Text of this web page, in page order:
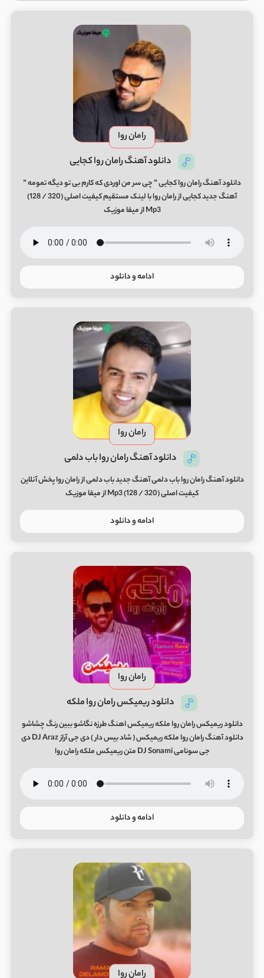
رامان روا
دانلود آهنگ رامان روا کجایی
دانلود آهنگ رامان روا کجایی ” چی سر من اوردی که کارم بی تو دیگه تمومه ”
آهنگ جدید کجایی از رامان روا با لینک مستقیم کیفیت اصلی (320 / 128)
Mp3 از میفا موزیک
ادامه و دانلود
رامان روا
دانلود آهنگ رامان روا باب دلمی
دانلود آهنگ رامان روا باب دلمی آهنگ جدید باب دلمی از رامان روا پخش آنلاین
کیفیت اصلی (320 / 128) Mp3 از میفا موزیک
ادامه و دانلود
رامان روا
دانلود ریمیکس رامان روا ملکه
دانلود ریمیکس رامان روا ملکه ریمیکس اهنگ طرزه نگاشو ببین رنگ چشاشو
دانلود آهنگ رامان روا ملکه ریمیکس ( شاد بیس دار ) دی جی آراز DJ Araz دی
جی سونامی DJ Sonami متن ریمیکس ملکه رامان روا
ادامه و دانلود
رامان روا